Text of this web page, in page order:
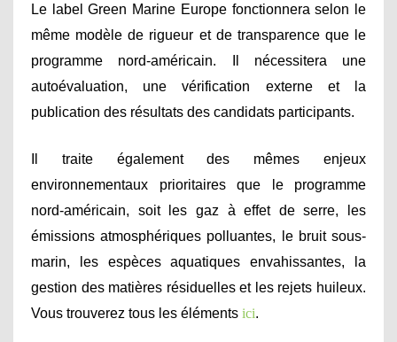
Le label Green Marine Europe fonctionnera selon le
même modèle de rigueur et de transparence que le
programme nord-américain. Il nécessitera une
autoévaluation, une vérification externe et la
publication des résultats des candidats participants.
Il traite également des mêmes enjeux
environnementaux prioritaires que le programme
nord-américain, soit les gaz à effet de serre, les
émissions atmosphériques polluantes, le bruit sous-
marin, les espèces aquatiques envahissantes, la
gestion des matières résiduelles et les rejets huileux.
Vous trouverez tous les éléments ici.